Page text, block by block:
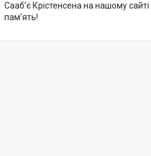
Сааб’є Крістенсена на нашому
пам'ять!